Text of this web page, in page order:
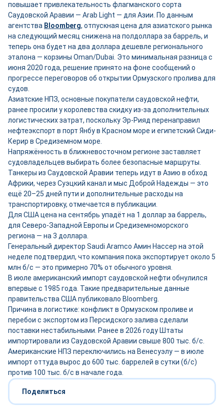
повышает привлекательность флагманского сорта
Саудовской Аравии — Arab Light — для Азии. По данным
агентства Bloomberg, отпускная цена для азиатского рынка
на следующий месяц снижена на полдоллара за баррель, и
теперь она будет на два доллара дешевле регионального
эталона — корзины Oman/Dubai. Это минимальная разница с
июня 2020 года, решение принято на фоне сообщений о
прогрессе переговоров об открытии Ормузского пролива для
судов.
Азиатские НПЗ, основные покупатели саудовской нефти,
ранее просили у королевства скидку из-за дополнительных
логистических затрат, поскольку Эр-Рияд перенаправил
нефтеэкспорт в порт Янбу в Красном море и египетский Сиди-
Керир в Средиземном море.
Напряжённость в ближневосточном регионе заставляет
судовладельцев выбирать более безопасные маршруты.
Танкеры из Саудовской Аравии теперь идут в Азию в обход
Африки, через Суэцкий канал и мыс Доброй Надежды — это
ещё 20–25 дней пути и дополнительные расходы на
транспортировку, отмечается в публикации.
Для США цена на сентябрь упадёт на 1 доллар за баррель,
для Северо-Западной Европы и Средиземноморского
региона — на 3 доллара.
Генеральный директор Saudi Aramco Амин Нассер на этой
неделе подтвердил, что компания пока экспортирует около 5
млн б/с — это примерно 70% от обычного уровня.
В июле американский импорт саудовской нефти обнулился
впервые с 1985 года. Такие предварительные данные
правительства США публиковало Bloomberg.
Причина в логистике: конфликт в Ормузском проливе и
перебои с экспортом из Персидского залива сделали
поставки нестабильными. Ранее в 2026 году Штаты
импортировали из Саудовской Аравии свыше 800 тыс. б/с.
Американские НПЗ переключились на Венесуэлу — в июле
импорт оттуда вырос до 600 тыс. баррелей в сутки (б/с)
против 100 тыс. б/с в начале года.
Поделиться